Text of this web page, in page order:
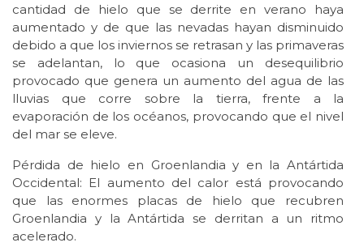
cantidad de hielo que se derrite en verano haya
aumentado y de que las nevadas hayan disminuido
debido a que los inviernos se retrasan y las primaveras
se adelantan, lo que ocasiona un desequilibrio
provocado que genera un aumento del agua de las
lluvias que corre sobre la tierra, frente a la
evaporación de los océanos, provocando que el nivel
del mar se eleve.
Pérdida de hielo en Groenlandia y en la Antártida
Occidental: El aumento del calor está provocando
que las enormes placas de hielo que recubren
Groenlandia y la Antártida se derritan a un ritmo
acelerado.